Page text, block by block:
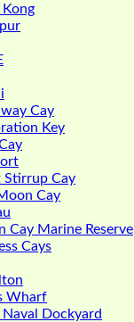
Cay
Key
Stirrup Cay
Cay
Cay Marine Reserve
Cays
Wharf
Naval Dockyard